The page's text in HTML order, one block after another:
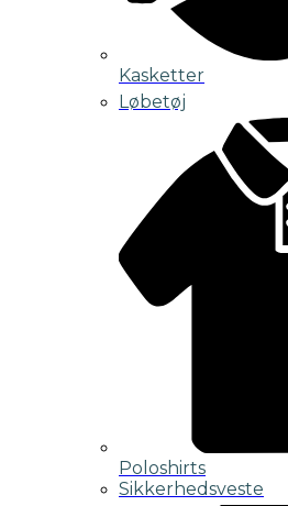
Kasketter
Løbetøj
Poloshirts
Sikkerhedsveste